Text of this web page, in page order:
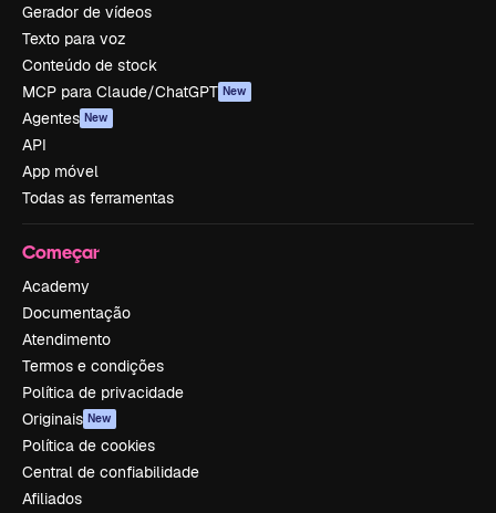
Gerador de vídeos
Texto para voz
Conteúdo de stock
MCP para Claude/ChatGPT New
Agentes New
API
App móvel
Todas as ferramentas
Começar
Academy
Documentação
Atendimento
Termos e condições
Política de privacidade
Originais New
Política de cookies
Central de confiabilidade
Afiliados